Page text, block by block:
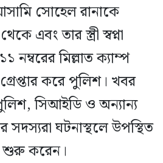
সোহেল রানাকে
এবং তার স্ত্রী স্বপ্না
মিল্লাত ক্যাম্প
করে পুলিশ। খবর
সিআইডি ও অন্যান্য
সদস্যরা ঘটনাস্থলে উপস্থিত
শুরু করেন।